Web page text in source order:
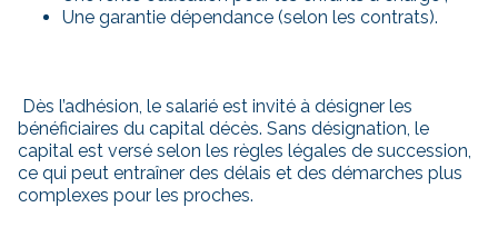
Une garantie dépendance (selon les contrats).
Dès l’adhésion, le salarié est invité à désigner les
bénéficiaires du capital décès. Sans désignation, le
capital est versé selon les règles légales de succession,
ce qui peut entraîner des délais et des démarches plus
complexes pour les proches.